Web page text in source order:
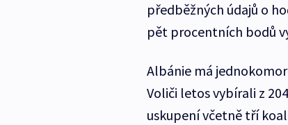
předběžných údajů o
pět procentních bodů
Albánie má
Voliči letos vybírali z
uskupení včetně tří